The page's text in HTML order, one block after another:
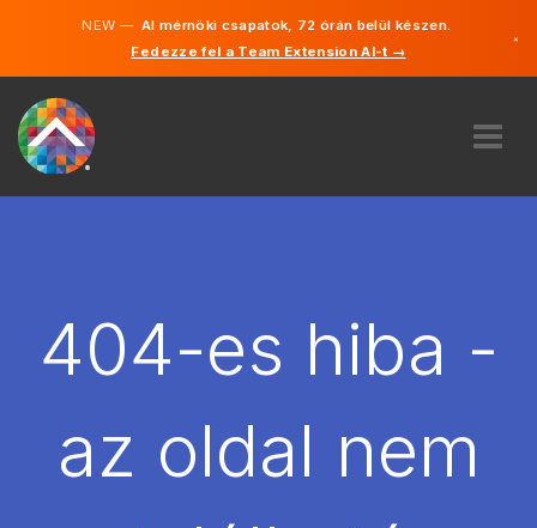
NEW —AI mérnöki csapatok, 72 órán belül készen.
Fedezze fel a Team Extension AI-t →
×
BÉREL
404-es hiba -
az oldal nem